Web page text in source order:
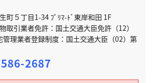
町５丁目1-34 ﾌﾟﾘﾏ-ﾄﾞ東岸和田 1F
取引業者免許：国土交通大臣免許（12）
管理業者登録制度：国土交通大臣（02）第
2687